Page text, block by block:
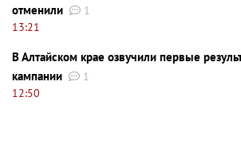
отменили
1
13:21
В Алтайском крае озвучили первые
кампании
1
12:50